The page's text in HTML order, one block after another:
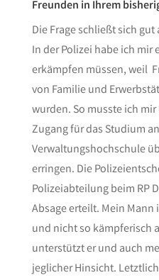
Freunden in Ihrem
Die Frage schließt sich
In der Polizei habe ich mir
erkämpfen müssen, weil
von Familie und
wurden. So musste ich
Zugang für das Studium
Verwaltungshochschule
erringen. Die
Polizeiabteilung beim RP
Absage erteilt. Mein
und nicht so kämpferisch
unterstützt er und auch
jeglicher Hinsicht.